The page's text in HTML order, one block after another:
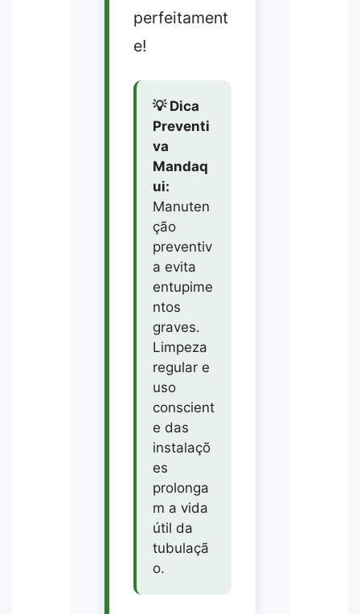
perfeitament
e!
💡 Dica
Preventi
va
Mandaq
ui:
Manuten
ção
preventiv
a evita
entupime
ntos
graves.
Limpeza
regular e
uso
conscient
e das
instalaçõ
es
prolonga
m a vida
útil da
tubulaçã
o.